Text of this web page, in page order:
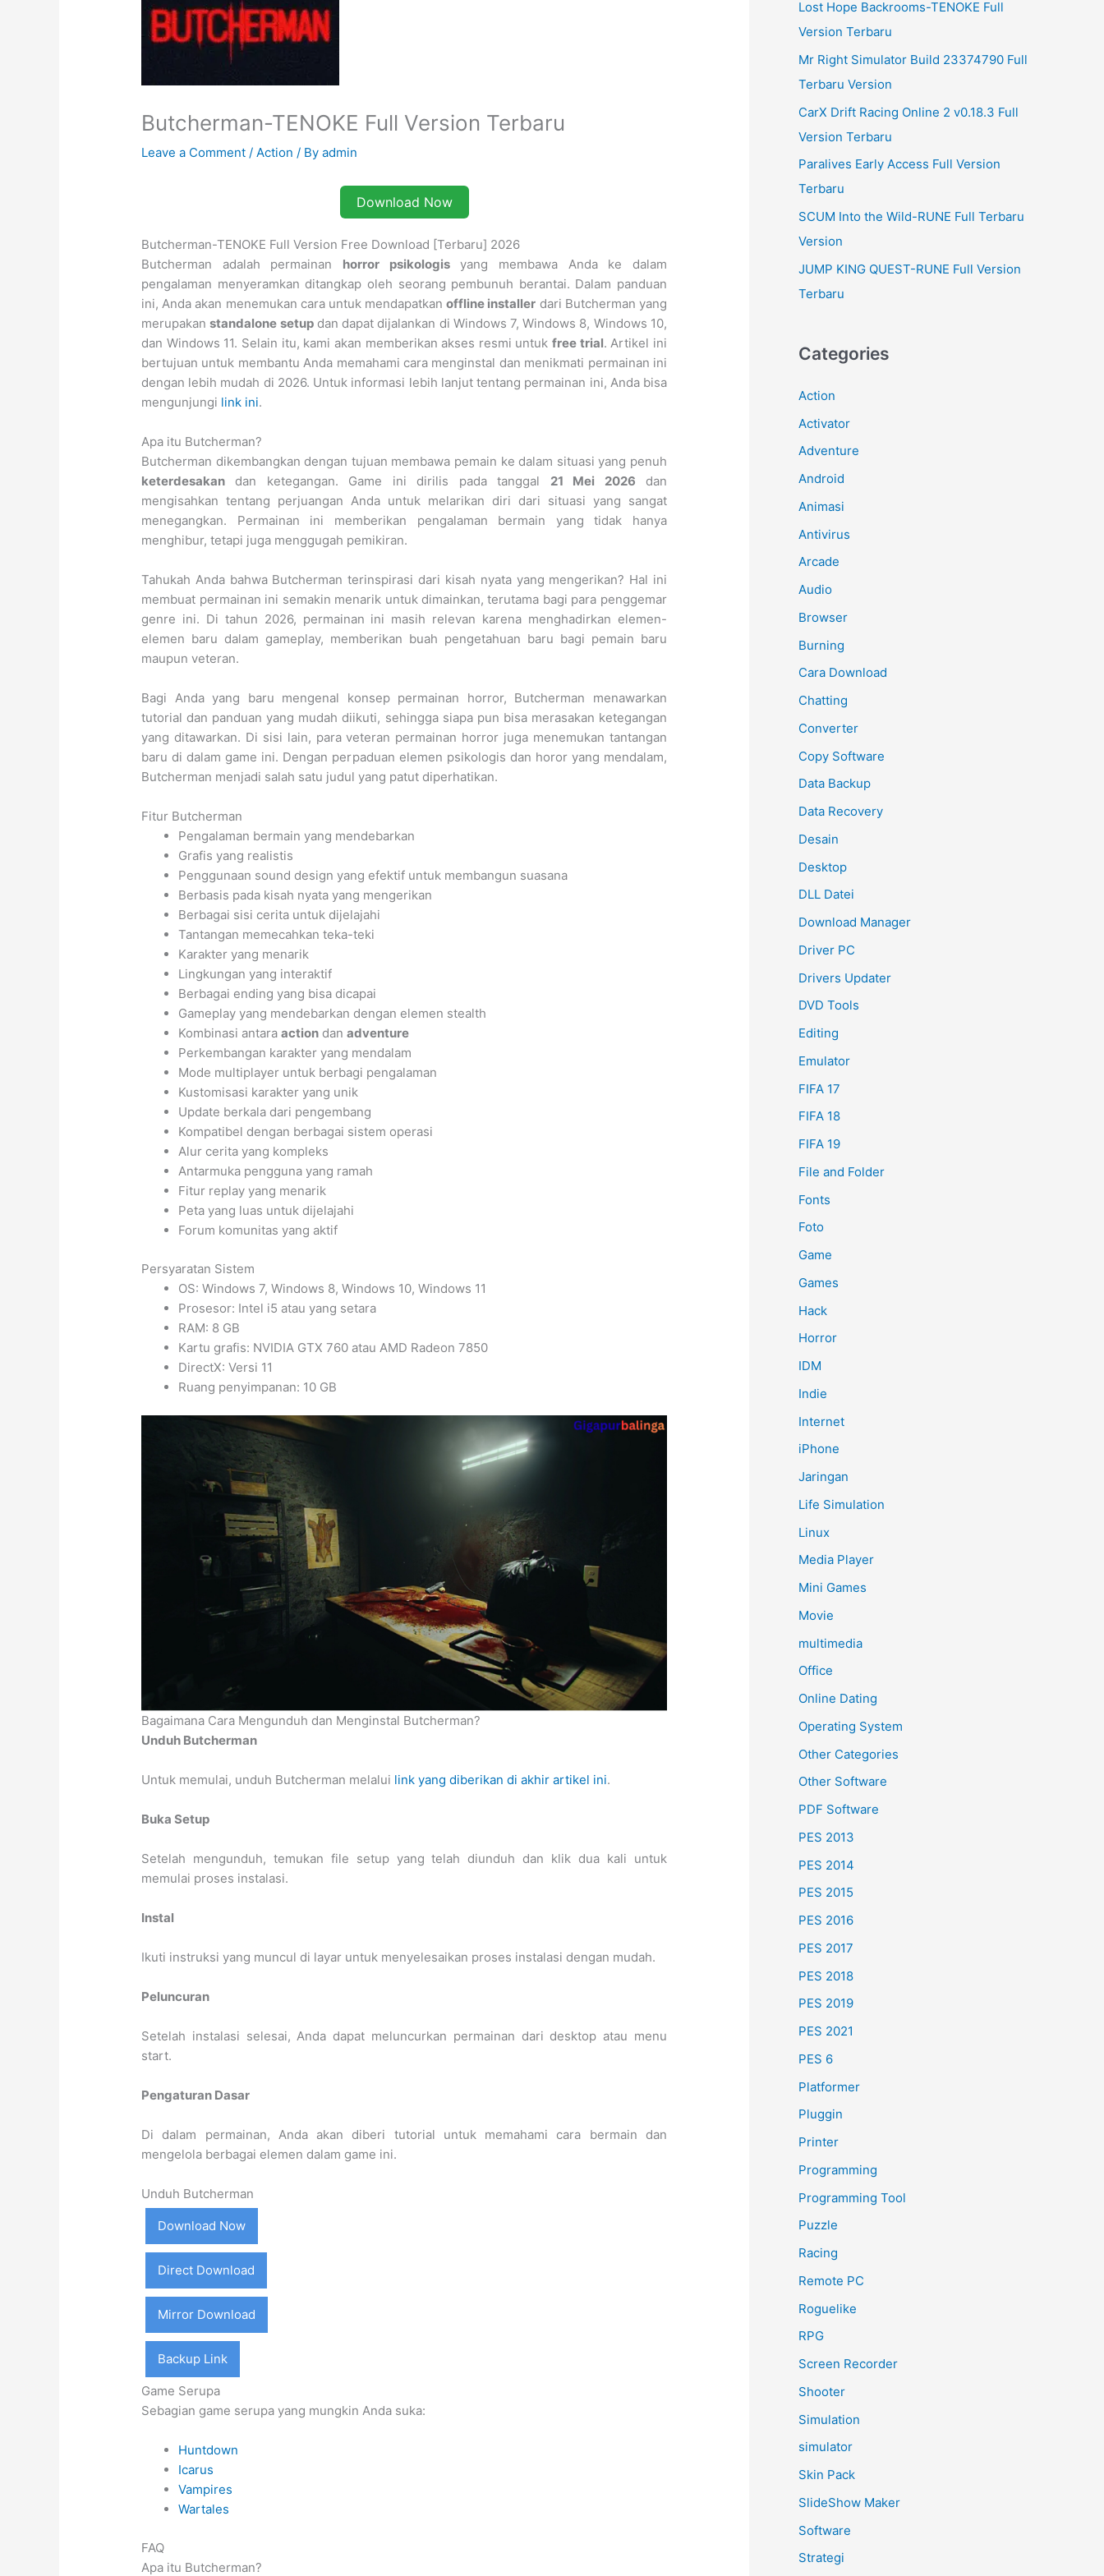
Butcherman-TENOKE Full Version Terbaru
Leave a Comment /Action / Byadmin
Download Now
Butcherman-TENOKE Full Version Free Download [Terbaru] 2026
Butcherman adalah permainan horror psikologisyang membawa Anda ke dalam
pengalaman menyeramkan ditangkap oleh seorang pembunuh berantai. Dalam panduan
ini, Anda akan menemukan cara untuk mendapatkanoffline installer dari Butcherman yang
merupakanstandalone setupdan dapat dijalankan di Windows 7, Windows 8, Windows 10,
dan Windows 11. Selain itu, kami akan memberikan akses resmi untukfree trial. Artikel ini
bertujuan untuk membantu Anda memahami cara menginstal dan menikmati permainan ini
dengan lebih mudah di 2026. Untuk informasi lebih lanjut tentang permainan ini, Anda bisa
mengunjungi link ini.
Apa itu Butcherman?
Butcherman dikembangkan dengan tujuan membawa pemain ke dalam situasi yang penuh
keterdesakan dan ketegangan. Game ini dirilis pada tanggal 21 Mei 2026 dan
mengisahkan tentang perjuangan Anda untuk melarikan diri dari situasi yang sangat
menegangkan. Permainan ini memberikan pengalaman bermain yang tidak hanya
menghibur, tetapi juga menggugah pemikiran.
Tahukah Anda bahwa Butcherman terinspirasi dari kisah nyata yang mengerikan? Hal ini
membuat permainan ini semakin menarik untuk dimainkan, terutama bagi para penggemar
genre ini. Di tahun 2026, permainan ini masih relevan karena menghadirkan elemen-
elemen baru dalam gameplay, memberikan buah pengetahuan baru bagi pemain baru
maupun veteran.
Bagi Anda yang baru mengenal konsep permainan horror, Butcherman menawarkan
tutorial dan panduan yang mudah diikuti, sehingga siapa pun bisa merasakan ketegangan
yang ditawarkan. Di sisi lain, para veteran permainan horror juga menemukan tantangan
baru di dalam game ini. Dengan perpaduan elemen psikologis dan horor yang mendalam,
Butcherman menjadi salah satu judul yang patut diperhatikan.
Fitur Butcherman
Pengalaman bermain yang mendebarkan
Grafis yang realistis
Penggunaan sound design yang efektif untuk membangun suasana
Berbasis pada kisah nyata yang mengerikan
Berbagai sisi cerita untuk dijelajahi
Tantangan memecahkan teka-teki
Karakter yang menarik
Lingkungan yang interaktif
Berbagai ending yang bisa dicapai
Gameplay yang mendebarkan dengan elemen stealth
Kombinasi antaraaction danadventure
Perkembangan karakter yang mendalam
Mode multiplayer untuk berbagi pengalaman
Kustomisasi karakter yang unik
Update berkala dari pengembang
Kompatibel dengan berbagai sistem operasi
Alur cerita yang kompleks
Antarmuka pengguna yang ramah
Fitur replay yang menarik
Peta yang luas untuk dijelajahi
Forum komunitas yang aktif
Persyaratan Sistem
OS: Windows 7, Windows 8, Windows 10, Windows 11
Prosesor: Intel i5 atau yang setara
RAM: 8 GB
Kartu grafis: NVIDIA GTX 760 atau AMD Radeon 7850
DirectX: Versi 11
Ruang penyimpanan: 10 GB
Bagaimana Cara Mengunduh dan Menginstal Butcherman?
Unduh Butcherman
Untuk memulai, unduh Butcherman melalui link yang diberikan di akhir artikel ini.
Buka Setup
Setelah mengunduh, temukan file setup yang telah diunduh dan klik dua kali untuk
memulai proses instalasi.
Instal
Ikuti instruksi yang muncul di layar untuk menyelesaikan proses instalasi dengan mudah.
Peluncuran
Setelah instalasi selesai, Anda dapat meluncurkan permainan dari desktop atau menu
start.
Pengaturan Dasar
Di dalam permainan, Anda akan diberi tutorial untuk memahami cara bermain dan
mengelola berbagai elemen dalam game ini.
Unduh Butcherman
Download Now
Direct Download
Mirror Download
Backup Link
Game Serupa
Sebagian game serupa yang mungkin Anda suka:
Huntdown
Icarus
Vampires
Wartales
FAQ
Apa itu Butcherman?
Lost Hope Backrooms-TENOKE Full
Version Terbaru
Mr Right Simulator Build 23374790 Full
Terbaru Version
CarX Drift Racing Online 2 v0.18.3 Full
Version Terbaru
Paralives Early Access Full Version
Terbaru
SCUM Into the Wild-RUNE Full Terbaru
Version
JUMP KING QUEST-RUNE Full Version
Terbaru
Categories
Action
Activator
Adventure
Android
Animasi
Antivirus
Arcade
Audio
Browser
Burning
Cara Download
Chatting
Converter
Copy Software
Data Backup
Data Recovery
Desain
Desktop
DLL Datei
Download Manager
Driver PC
Drivers Updater
DVD Tools
Editing
Emulator
FIFA 17
FIFA 18
FIFA 19
File and Folder
Fonts
Foto
Game
Games
Hack
Horror
IDM
Indie
Internet
iPhone
Jaringan
Life Simulation
Linux
Media Player
Mini Games
Movie
multimedia
Office
Online Dating
Operating System
Other Categories
Other Software
PDF Software
PES 2013
PES 2014
PES 2015
PES 2016
PES 2017
PES 2018
PES 2019
PES 2021
PES 6
Platformer
Pluggin
Printer
Programming
Programming Tool
Puzzle
Racing
Remote PC
Roguelike
RPG
Screen Recorder
Shooter
Simulation
simulator
Skin Pack
SlideShow Maker
Software
Strategi